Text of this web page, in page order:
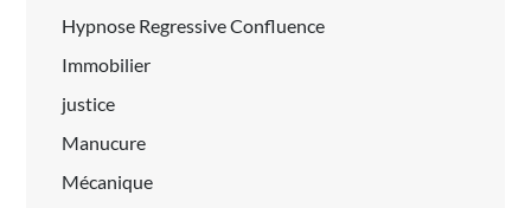
Hypnose Regressive Confluence
Immobilier
justice
Manucure
Mécanique